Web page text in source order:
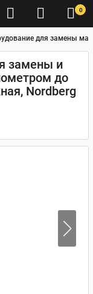
0
для замены
замены и
до
Nordberg